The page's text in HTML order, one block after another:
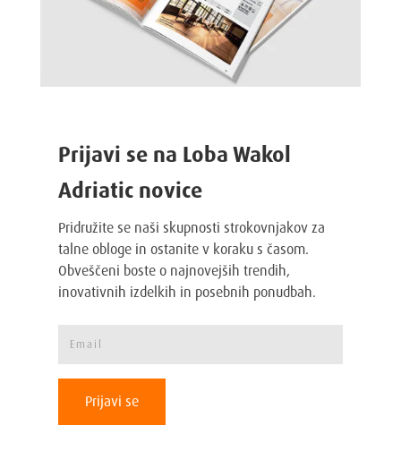
Prijavi se na Loba Wakol
Adriatic novice
Pridružite se naši skupnosti strokovnjakov za
talne obloge in ostanite v koraku s časom.
Obveščeni boste o najnovejših trendih,
inovativnih izdelkih in posebnih ponudbah.
Prijavi se